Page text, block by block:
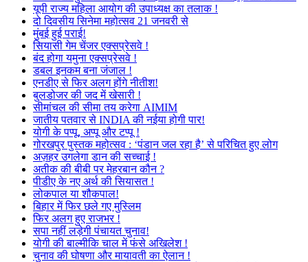
यूपी राज्य महिला आयोग की उपाध्यक्ष का तलाक !
दो दिवसीय सिनेमा महोत्सव 21 जनवरी से
मुंबई हुई पराई!
सियासी गेम चेंजर एक्सप्रेसवे !
बंद होगा यमुना एक्सप्रेसवे !
डबल इनकम बना जंजाल !
एनडीए से फिर अलग होंगे नीतीश!
बुलडोजर की जद में खेसारी !
सीमांचल की सीमा तय करेगा AIMIM
जातीय पतवार से INDIA की नईया होगी पार!
योगी के पप्पू, अप्पू और टप्पू !
गोरखपुर पुस्तक महोत्सव : ‘पंडान जल रहा है’ से परिचित हुए लोग
अज़हर उगलेगा डान की सच्चाई !
अतीक की बीबी पर मेहरबान कौन ?
पीडीए के नए अर्थ की सियासत !
लोकपाल या शौकपाल!
बिहार में फिर छले गए मुस्लिम
फिर अलग हुए राजभर !
सपा नहीं लड़ेगी पंचायत चुनाव!
योगी की बाल्मीकि चाल में फंसे अखिलेश !
चुनाव की घोषणा और मायावती का ऐलान !